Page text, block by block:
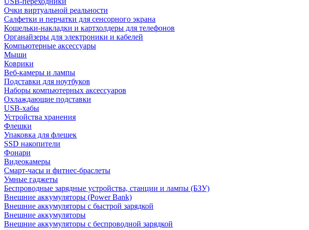
Очки виртуальной реальности
Салфетки и перчатки для сенсорного экрана
Кошельки-накладки и картхолдеры для телефонов
Органайзеры для электроники и кабелей
Компьютерные аксессуары
Мыши
Коврики
Веб-камеры и лампы
Подставки для ноутбуков
Наборы компьютерных аксессуаров
Охлаждающие подставки
USB-хабы
Устройства хранения
Флешки
Упаковка для флешек
SSD накопители
Фонари
Видеокамеры
Смарт-часы и фитнес-браслеты
Умные гаджеты
Беспроводные зарядные устройства, станции и лампы (БЗУ)
Внешние аккумуляторы (Power Bank)
Внешние аккумуляторы с быстрой зарядкой
Внешние аккумуляторы
Внешние аккумуляторы с беспроводной зарядкой